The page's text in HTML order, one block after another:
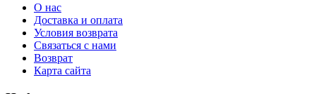
О нас
Доставка и оплата
Условия возврата
Связаться с нами
Возврат
Карта сайта